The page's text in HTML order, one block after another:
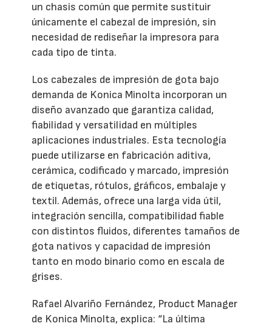
un chasis común que permite sustituir
únicamente el cabezal de impresión, sin
necesidad de rediseñar la impresora para
cada tipo de tinta.
Los cabezales de impresión de gota bajo
demanda de Konica Minolta incorporan un
diseño avanzado que garantiza calidad,
fiabilidad y versatilidad en múltiples
aplicaciones industriales. Esta tecnología
puede utilizarse en fabricación aditiva,
cerámica, codificado y marcado, impresión
de etiquetas, rótulos, gráficos, embalaje y
textil. Además, ofrece una larga vida útil,
integración sencilla, compatibilidad fiable
con distintos fluidos, diferentes tamaños de
gota nativos y capacidad de impresión
tanto en modo binario como en escala de
grises.
Rafael Alvariño Fernández, Product Manager
de Konica Minolta, explica: “La última